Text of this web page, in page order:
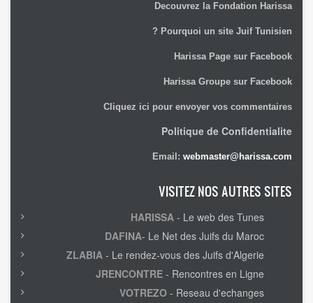
Decouvrez la Fondation Harissa
Pourquoi un site Juif Tunisien ?
Harissa Page sur Facebook
Harissa Groupe sur Facebook
Cliquez ici pour envoyer vos commentaires
Politique de Confidentialite
Email: webmaster@harissa.com
VISITEZ NOS AUTRES SITES
HARISSA - Le web des Tunes
DAFINA- Le Net des Juifs du Maroc
ZLABIA - Le rendez-vous des Juifs d'Algerie
JRENCONTRE - Rencontres en Ligne
VOTREZO - Reseau d'echanges